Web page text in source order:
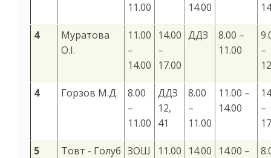
11.00
14.00
4
Муратова
О.І.
11.00
–
14.00
14.00
–
17.00
ДДЗ
8.00 –
11.00
–
4 Горзов М.Д.
8.00
–
11.00
ДДЗ
12,
41
8.00
–
11.00
11.00 –
14.00
–
5
Товт - Голуб ЗОШ
11.00
14.00
14.00 –